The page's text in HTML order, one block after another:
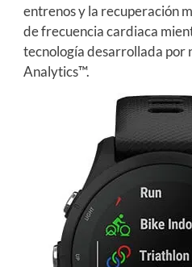
entrenos y la recuperación
de frecuencia cardiaca
tecnología desarrollada por
Analytics™.